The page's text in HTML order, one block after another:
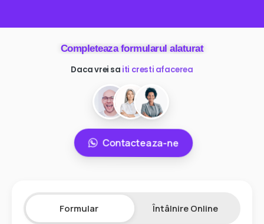
Completeaza formularul alaturat
Daca vrei sa ai mai multi clienti
Contacteaza-ne
Formular Întâlnire Online